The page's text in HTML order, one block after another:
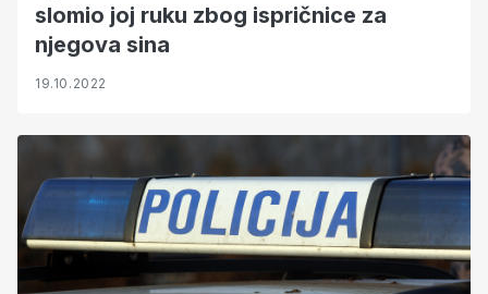
slomio joj ruku zbog ispričnice za
njegova sina
19.10.2022